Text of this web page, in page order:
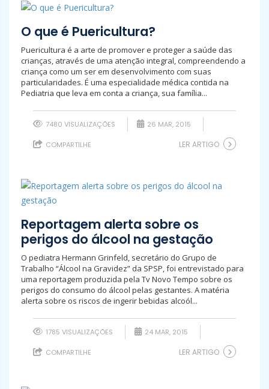
O que é Puericultura?
Puericultura é a arte de promover e proteger a saúde das
crianças, através de uma atenção integral, compreendendo a
criança como um ser em desenvolvimento com suas
particularidades. É uma especialidade médica contida na
Pediatria que leva em conta a criança, sua família...
7480 VISUALIZAÇÕES 26 MAR, 2015
COMPARTILHE LER ARTIGO
Reportagem alerta sobre os
perigos do álcool na gestação
O pediatra Hermann Grinfeld, secretário do Grupo de
Trabalho “Álcool na Gravidez” da SPSP, foi entrevistado para
uma reportagem produzida pela Tv Novo Tempo sobre os
perigos do consumo do álcool pelas gestantes. A matéria
alerta sobre os riscos de ingerir bebidas alcoól...
1785 VISUALIZAÇÕES 24 MAR, 2015
COMPARTILHE LER ARTIGO